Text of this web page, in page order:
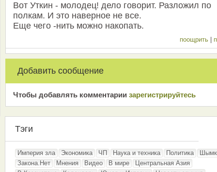
Вот Уткин - молодец! дело говорит. Разложил по
полкам. И это наверное не все.
Еще чего -нить можно накопать.
поощрить
Добавить сообщение
Чтобы добавлять комментарии зарeгиcтрирyйтeсь
Тэги
Империя зла Экономика ЧП Наука и техника Политика
Закона.Нет
Мнения Видео В мире
Центральная Азия